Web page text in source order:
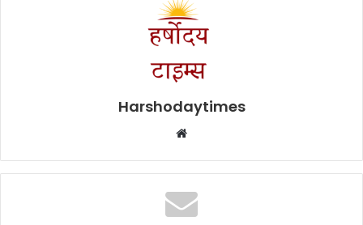
Harshodaytimes
Website